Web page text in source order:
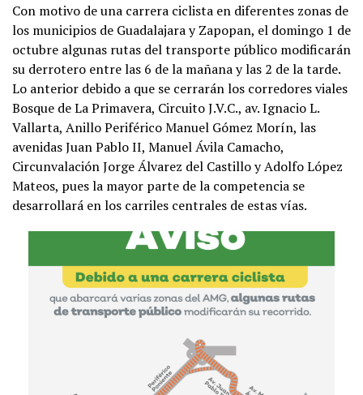
Con motivo de una carrera ciclista en diferentes zonas de
los municipios de Guadalajara y Zapopan, el domingo 1 de
octubre algunas rutas del transporte público modificarán
su derrotero entre las 6 de la mañana y las 2 de la tarde.
Lo anterior debido a que se cerrarán los corredores viales
Bosque de La Primavera, Circuito J.V.C., av. Ignacio L.
Vallarta, Anillo Periférico Manuel Gómez Morín, las
avenidas Juan Pablo II, Manuel Ávila Camacho,
Circunvalación Jorge Álvarez del Castillo y Adolfo López
Mateos, pues la mayor parte de la competencia se
desarrollará en los carriles centrales de estas vías.